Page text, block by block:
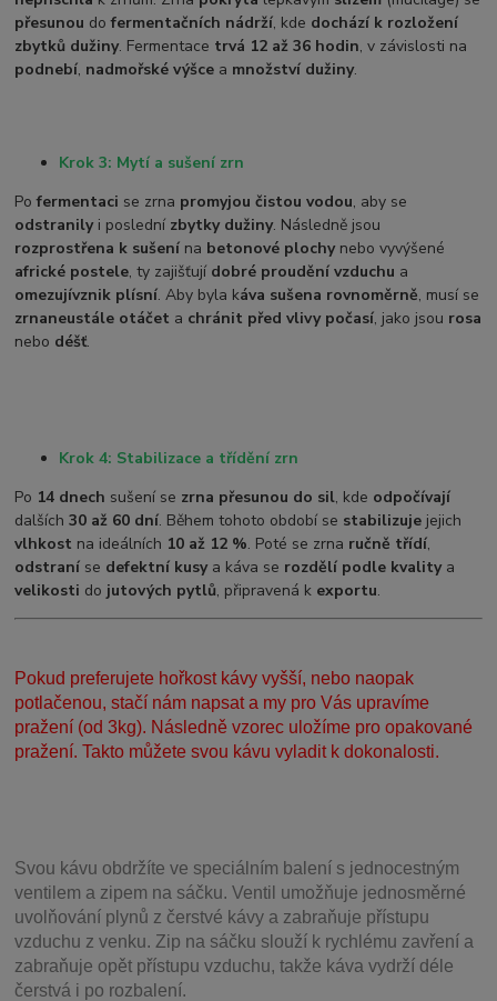
přesunou dofermentačních nádrží, kde dochází k rozložení
zbytků dužiny. Fermentace trvá 12 až 36 hodin, v závislosti na
podnebí, nadmořské výšce a množství dužiny.
Krok 3: Mytí a sušení zrn
Pofermentaci se zrna promyjou čistou vodou, aby se
odstranilyi poslední zbytky dužiny. Následně jsou
rozprostřena k sušení na betonové plochynebo vyvýšené
africké postele, ty zajišťují dobré proudění vzduchu a
omezujívznik plísní. Aby byla káva sušena rovnoměrně, musí se
zrnaneustále otáčet a chránit před vlivy počasí, jako jsou rosa
nebo déšť.
Krok 4: Stabilizace a třídění zrn
Po 14 dnech sušení se zrna přesunou do sil, kde odpočívají
dalších30 až 60 dní. Během tohoto období se stabilizuje jejich
vlhkost na ideálních 10 až 12 %. Poté se zrna ručně třídí,
odstraní se defektní kusya káva se rozdělí podle kvalitya
velikosti do jutových pytlů, připravená k exportu.
Pokud preferujete hořkost kávy vyšší, nebo naopak
potlačenou, stačí nám napsat a my pro Vás upravíme
pražení (od 3kg). Následně vzorec uložíme pro opakované
pražení. Takto můžete svou kávu vyladit k dokonalosti.
Svou kávu obdržíte ve speciálním balení s jednocestným
ventilem a zipem na sáčku. Ventil umožňuje jednosměrné
uvolňování plynů z čerstvé kávy a zabraňuje přístupu
vzduchu z venku. Zip na sáčku slouží k rychlému zavření a
zabraňuje opět přístupu vzduchu, takže káva vydrží déle
čerstvá i po rozbalení.